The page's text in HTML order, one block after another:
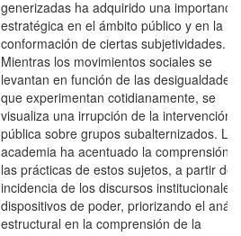
generizadas ha adquirido una importancia
estratégica en el ámbito público y en la
conformación de ciertas subjetividades.
Mientras los movimientos sociales se
levantan en función de las desigualdades
que experimentan cotidianamente, se
visualiza una irrupción de la intervención
pública sobre grupos subalternizados. La
academia ha acentuado la comprensión
las prácticas de estos sujetos, a partir de
incidencia de los discursos institucionales
dispositivos de poder, priorizando el
estructural en la comprensión de la